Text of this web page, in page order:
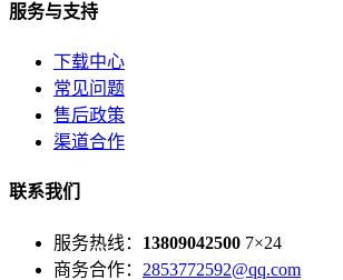
服务与支持
下载中心
常见问题
售后政策
渠道合作
联系我们
服务热线： 13809042500 7×24
商务合作： 2853772592@qq.com